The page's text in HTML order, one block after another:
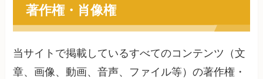
著作権・肖像権
当サイトで掲載しているすべてのコンテンツ（文
章、画像、動画、音声、ファイル等）の著作権・